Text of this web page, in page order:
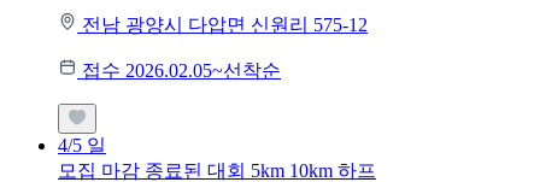
전남 광양시 다압면 신원리 575-12
접수 2026.02.05~선착순
4/5 일
모집 마감 종료된 대회 5km 10km 하프